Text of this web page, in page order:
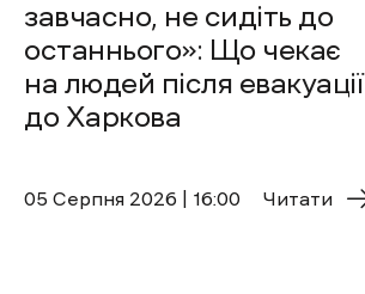
завчасно, не сидіть до
останнього»: Що чекає
на людей після евакуації
до Харкова
05 Cерпня 2026 | 16:00 Читати